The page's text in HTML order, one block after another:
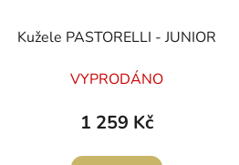
Kužele PASTORELLI - JUNIOR
VYPRODÁNO
1 259 Kč